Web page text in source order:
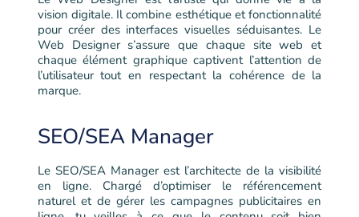
vision digitale. Il combine esthétique et fonctionnalité
pour créer des interfaces visuelles séduisantes. Le
Web Designer s’assure que chaque site web et
chaque élément graphique captivent l’attention de
l’utilisateur tout en respectant la cohérence de la
marque.
SEO/SEA Manager
Le SEO/SEA Manager est l’architecte de la visibilité
en ligne. Chargé d’optimiser le référencement
naturel et de gérer les campagnes publicitaires en